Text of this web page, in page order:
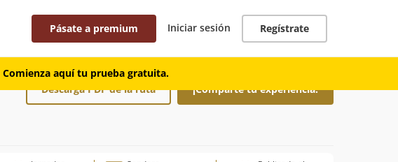
Pásate a premium Iniciar sesión Regístrate
Comienza aquí tu prueba gratuita.
Descarga PDF de la ruta ¡Comparte tu experiencia!